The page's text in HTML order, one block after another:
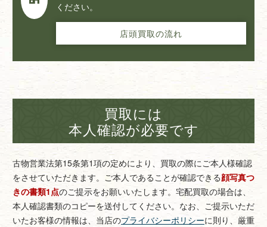
ください。
店頭買取の流れ
買取には
本人確認が必要です
古物営業法第15条第1項の定めにより、買取の際にご本人様確認
をさせていただきます。 ご本人であることが確認できる顔写真つ
きの書類1点のご提示をお願いいたします。 宅配買取の場合は、
本人確認書類のコピーを送付してください。 なお、ご提示いただ
いたお客様の情報は、当店のプライバシーポリシーに則り、厳重